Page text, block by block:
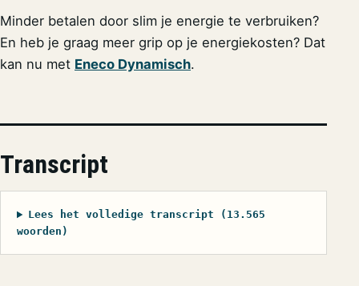
Minder betalen door slim je energie te verbruiken?
En heb je graag meer grip op je energiekosten? Dat
kan nu met Eneco Dynamisch.
Transcript
Lees het volledige transcript (13.565
woorden)